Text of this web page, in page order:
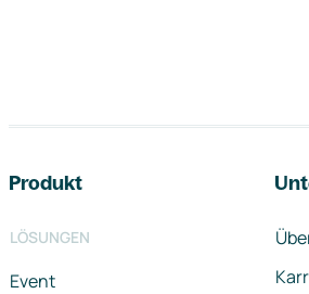
Produkt
LÖSUNGEN
Event